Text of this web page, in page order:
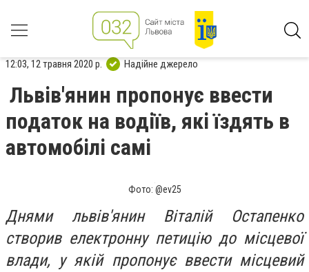
12:03, 12 травня 2020 р. Надійне джерело
Львів'янин пропонує ввести
податок на водіїв, які їздять в
автомобілі самі
Фото: @ev25
Днями львів'янин Віталій Остапенко
створив електронну петицію до місцевої
влади, у якій пропонує ввести місцевий